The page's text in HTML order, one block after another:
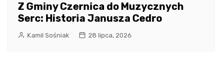
Z Gminy Czernica do Muzycznych
Serc: Historia Janusza Cedro
Kamil Sośniak 28 lipca, 2026